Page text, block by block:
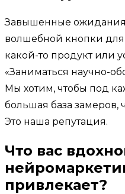
Завышенные ожидания
волшебной кнопки
какой-то продукт или
«Заниматься научно-
Мы хотим, чтобы под
большая база замеров,
Это наша репутация.
Что вас
привлекает?